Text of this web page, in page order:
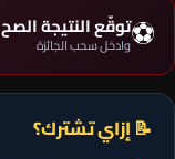
⚽توقّع النتيجة الصح
وادخل سحب الجائزة
📝 إزاي تشترك؟